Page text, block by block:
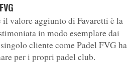
valore aggiunto di Favaretti è la
in modo esemplare dai
cliente come Padel FVG ha
per i propri padel club.